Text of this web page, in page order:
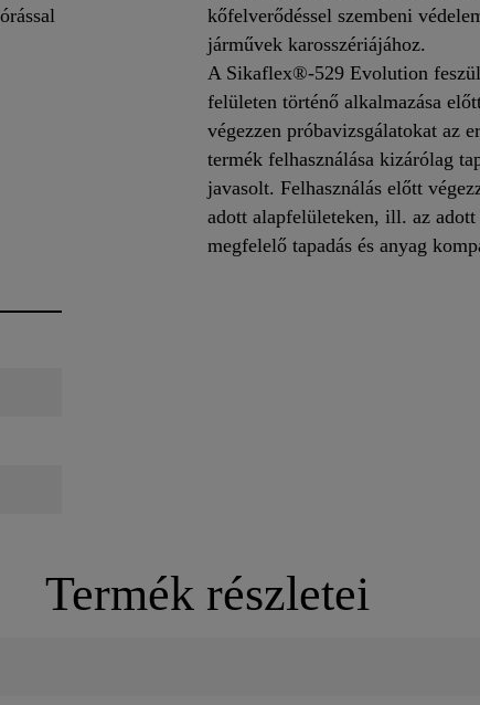
kőfelverődéssel szembeni
járművek karosszériájához.
A Sikaflex®-529 Evolution
felületen történő alkalmazása
végezzen próbavizsgálatokat az
termék felhasználása kizárólag
javasolt. Felhasználás előtt
adott alapfelületeken, ill. az
megfelelő tapadás és anyag
Termék részletei